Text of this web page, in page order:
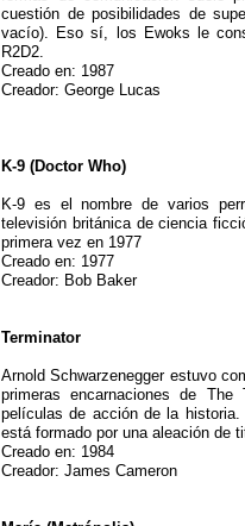
cuestión de posibilidades de
vacío). Eso sí, los Ewoks le
R2D2.
Creado en: 1987
Creador: George Lucas
K-9 (Doctor Who)
K-9 es el nombre de varios
televisión británica de ciencia
primera vez en 1977
Creado en: 1977
Creador: Bob Baker
Terminator
Arnold Schwarzenegger estuvo
primeras encarnaciones de The
películas de acción de la
está formado por una aleación de
Creado en: 1984
Creador: James Cameron